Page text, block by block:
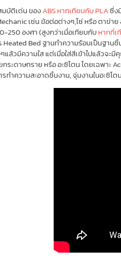
บัติเด่น ของABS หากเทียบกับ PLAซึ่ง
เช่น ข้อต่อต่างๆ,โซ่ หรือ ตาข่
250 องศา (สูงกว่าเมื่อเทียบกับหากที่เ
Heated Bed ฐานทำความร้อนเป็นฐานชิ้
แล้วมีความใส แต่เมื่อใส่สีเข้าไปแล้ว
ระดาษทราย หรือ อะซิโตน โดยเฉพาะ
รทำความสะอาดชิ้นงาน, จุ่มงานในอะซิ